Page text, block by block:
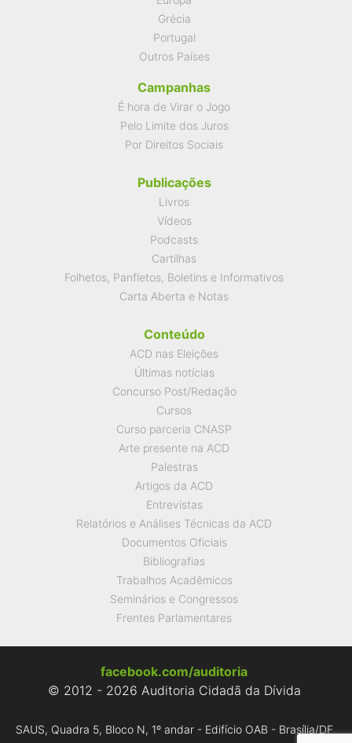
Grécia
Portugal
Outros Países
Campanhas
É hora de Virar o Jogo
Pelo Limite dos Juros
Por Direitos Sociais
Publicações
Livros
Vídeos
Podcasts
Cartilhas
Folhetos, Panfletos, Boletins e Informativos
Carta Aberta e Notas
Conteúdo
ACD nas Eleições
Últimas notícias
Concurso Post/Redação
Cursos
Curso parceria CNASP
Arte presente na ACD
Palestras
Artigos da ACD
Entrevistas
Relatórios e Análises Técnicas da ACD
Documentos Oficiais
Bibliografias
Trabalhos Acadêmicos
Seminários e Congressos
Frentes Parlamentares
facebook.com/auditoria
© 2012 - 2026 Auditoria Cidadã da Dívida
SAUS, Quadra 5, Bloco N, 1º andar - Edifício OAB - Brasília/DF